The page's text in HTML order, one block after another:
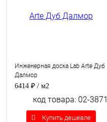
Инженерная доска Lab Arte Дуб
Далмор
6414 ₽ / м2
код товара: 02-3871
Купить дешевле